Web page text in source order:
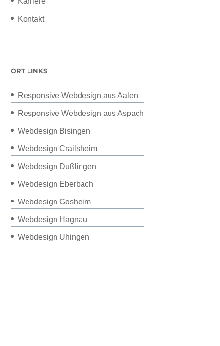
Kontakt
ORT LINKS
Responsive Webdesign aus Aalen
Responsive Webdesign aus Aspach
Webdesign Bisingen
Webdesign Crailsheim
Webdesign Dußlingen
Webdesign Eberbach
Webdesign Gosheim
Webdesign Hagnau
Webdesign Uhingen